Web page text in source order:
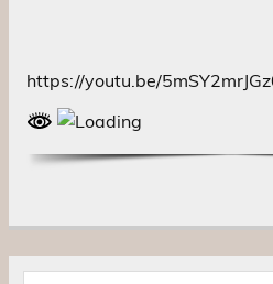
https://youtu.be/